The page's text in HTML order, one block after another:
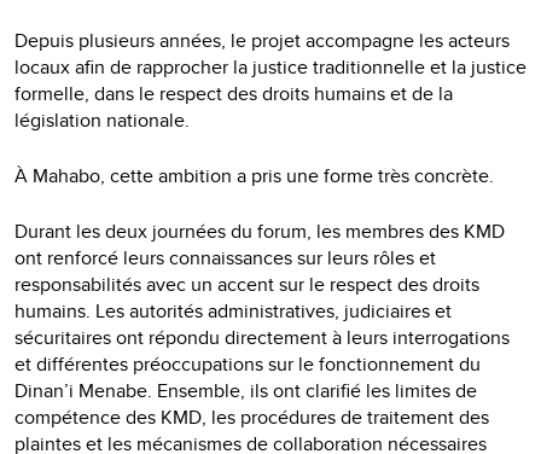
Depuis plusieurs années, le projet accompagne les acteurs
locaux afin de rapprocher la justice traditionnelle et la justice
formelle, dans le respect des droits humains et de la
législation nationale.
À Mahabo, cette ambition a pris une forme très concrète.
Durant les deux journées du forum, les membres des KMD
ont renforcé leurs connaissances sur leurs rôles et
responsabilités avec un accent sur le respect des droits
humains. Les autorités administratives, judiciaires et
sécuritaires ont répondu directement à leurs interrogations
et différentes préoccupations sur le fonctionnement du
Dinan’i Menabe. Ensemble, ils ont clarifié les limites de
compétence des KMD, les procédures de traitement des
plaintes et les mécanismes de collaboration nécessaires